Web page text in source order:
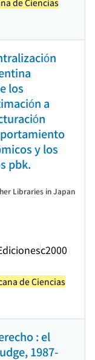
de Ciencias
los
a
y los
pbk.
c2000
Libraries in Japan
de Ciencias
: el
1987-